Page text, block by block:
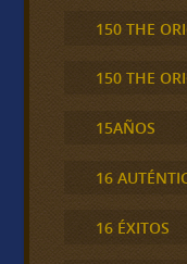
150 THE
150 THE
15AÑOS
16
16 ÉXITOS